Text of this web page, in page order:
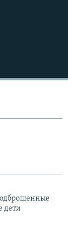
дети